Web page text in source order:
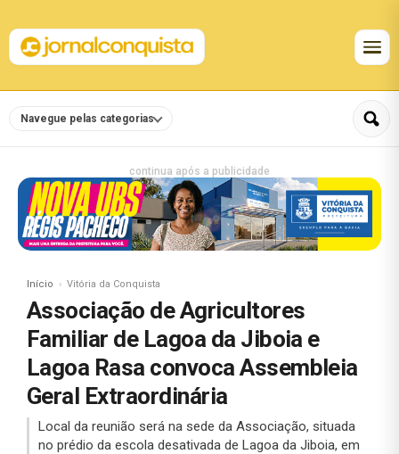
Navegue pelas categorias
continua após a publicidade
Início Vitória da Conquista
Associação de Agricultores
Familiar de Lagoa da Jiboia e
Lagoa Rasa convoca Assembleia
Geral Extraordinária
Local da reunião será na sede da Associação, situada
no prédio da escola desativada de Lagoa da Jiboia, em